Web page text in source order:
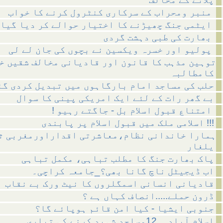
توہین مذہب کا قانون اور قادیانی مخالف شقیں
کامطالبہ
حلب کی مساجد امام بارگاہوں میں تبدیل کردی
بے گھر رات کے لئے ایک امریکی پینی کا سوال
اسلامی ملک میں قبول اسلام پر پابندی !!!
ہمارا خاندانی نظام،معاشرتی اقداراورمغربی
یلغار
پاک بھارت جنگ کا مطلب تباہی، مکمل تباہی
اب ڈیجیٹل ناچ گانا بھی؟_جامعہ کراچی۔
قادیانی انسانی اسمگلروں کا نیٹ ورک بے نقاب
ڈرون حملے.....انصاف کہاں ہے ؟
جنوبی ایشیا - کیا امن قائم ہوپائے گا؟
اسلام آباد__12مساجد شہید کرنے کی تیاری